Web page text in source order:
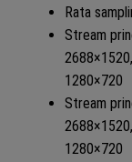
Rata
Stream
1280×720
Stream
1280×720